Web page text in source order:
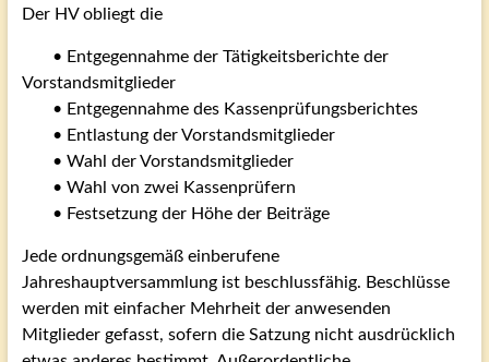
Der HV obliegt die
• Entgegennahme der Tätigkeitsberichte der
Vorstandsmitglieder
• Entgegennahme des Kassenprüfungsberichtes
• Entlastung der Vorstandsmitglieder
• Wahl der Vorstandsmitglieder
• Wahl von zwei Kassenprüfern
• Festsetzung der Höhe der Beiträge
Jede ordnungsgemäß einberufene
Jahreshauptversammlung ist beschlussfähig. Beschlüsse
werden mit einfacher Mehrheit der anwesenden
Mitglieder gefasst, sofern die Satzung nicht ausdrücklich